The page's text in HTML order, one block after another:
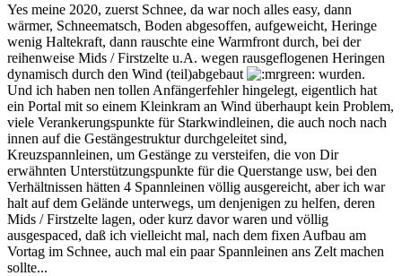
Yes meine 2020, zuerst Schnee, da war noch alles easy, dann
wärmer, Schneematsch, Boden abgesoffen, aufgeweicht, Heringe
wenig Haltekraft, dann rauschte eine Warmfront durch, bei der
reihenweise Mids / Firstzelte u.A. wegen rausgeflogenen Heringen
dynamisch durch den Wind (teil)abgebaut
wurden.
Und ich haben nen tollen Anfängerfehler hingelegt, eigentlich hat
ein Portal mit so einem Kleinkram an Wind überhaupt kein Problem,
viele Verankerungspunkte für Starkwindleinen, die auch noch nach
innen auf die Gestängestruktur durchgeleitet sind,
Kreuzspannleinen, um Gestänge zu versteifen, die von Dir
erwähnten Unterstützungspunkte für die Querstange usw, bei den
Verhältnissen hätten 4 Spannleinen völlig ausgereicht, aber ich war
halt auf dem Gelände unterwegs, um denjenigen zu helfen, deren
Mids / Firstzelte lagen, oder kurz davor waren und völlig
ausgespaced, daß ich vielleicht mal, nach dem fixen Aufbau am
Vortag im Schnee, auch mal ein paar Spannleinen ans Zelt machen
sollte...